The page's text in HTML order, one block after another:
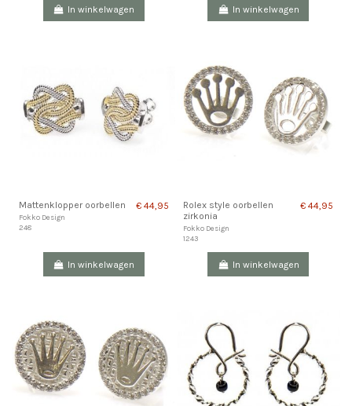
In winkelwagen In winkelwagen
Mattenklopper oorbellen
Fokko Design
248
€ 44,95
In winkelwagen
Rolex style oorbellen
zirkonia
Fokko Design
1243
€ 44,95
In winkelwagen